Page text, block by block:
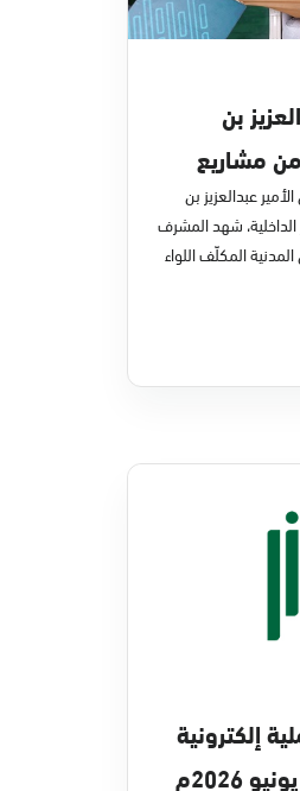
بن
مشاريع
الإلكترونية
عبدالعزيز بن
شهد المشرف
المكلّف اللواء
عملية إلكترونية